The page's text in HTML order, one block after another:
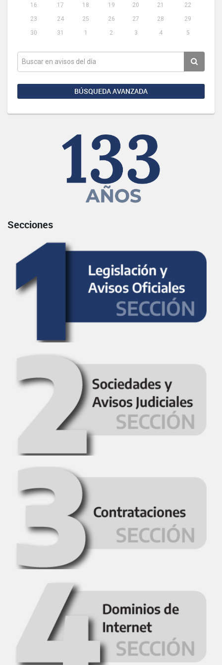
16
17 18 19 20 21
22
23
24 25 26 27 28
29
30
31 1 2 3 4 5
BÚSQUEDA AVANZADA
Secciones